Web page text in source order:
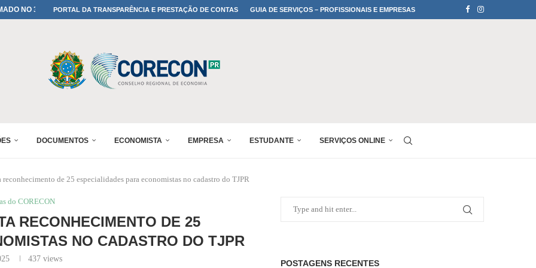
A TODOS OS PAIS!PORTAL DA TRANSPARÊNCIA E PRESTAÇÃO DE CONTAS GUIA DE SERVIÇOS – PROFISSIONAIS E EMPRESAS
DOCUMENTOS ECONOMISTA EMPRESA ESTUDANTE SERVIÇOS ONLINE
de 25 especialidades para economistas no cadastro do TJPR
do CORECON
RECONHECIMENTO DE 25
NO CADASTRO DO TJPR
437 views POSTAGENS RECENTES